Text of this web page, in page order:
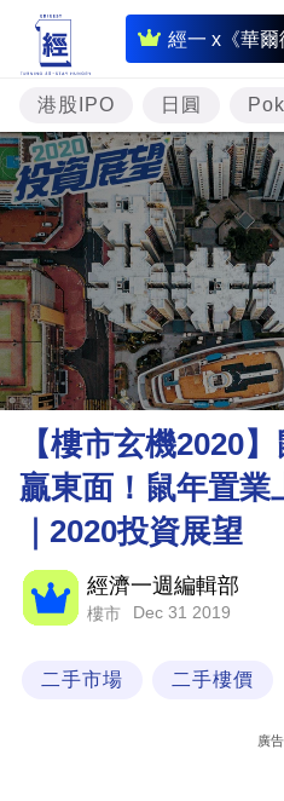
經一 x《華爾
即
時
財
經
專
題
投
資
樓
市
理
財
商
業
科
技
港股IPO 日圓
【樓市玄機2020
贏東面！鼠年置業
｜2020投資展望
經濟一週編輯部
樓市 Dec 31 2019
二手市場 二手樓價
廣告